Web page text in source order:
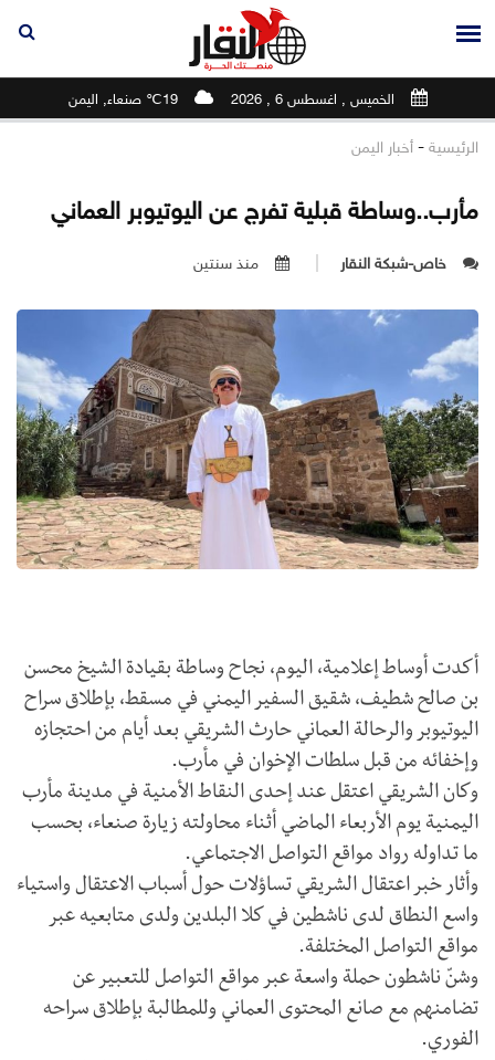
الخميس , اغسطس 6 , 2026 19℃ صنعاء, اليمن
الرئيسية - أخبار اليمن
مأرب..وساطة قبلية تفرج عن اليوتيوبر العماني
خاص-شبكة النقار منذ سنتين
أكدت أوساط إعلامية، اليوم، نجاح وساطة بقيادة الشيخ محسن
بن صالح شطيف، شقيق السفير اليمني في ‎مسقط، بإطلاق سراح
اليوتيوبر والرحالة العماني حارث الشريقي بعد أيام من احتجازه
وإخفائه من قبل سلطات الإخوان في مأرب.
وكان الشريقي اعتقل عند إحدى النقاط الأمنية في مدينة مأرب
اليمنية يوم الأربعاء الماضي أثناء محاولته زيارة صنعاء، بحسب
ما تداوله رواد مواقع التواصل الاجتماعي.
وأثار خبر اعتقال الشريقي تساؤلات حول أسباب الاعتقال واستياء
واسع النطاق لدى ناشطين في كلا البلدين ولدى متابعيه عبر
مواقع التواصل المختلفة.
وشنّ ناشطون حملة واسعة عبر مواقع التواصل للتعبير عن
تضامنهم مع صانع المحتوى العماني وللمطالبة بإطلاق سراحه
الفوري.